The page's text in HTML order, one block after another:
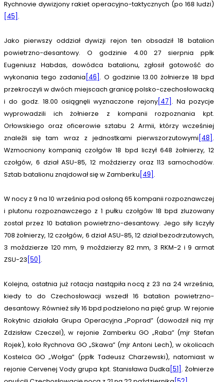
Rychnovie dywizjony rakiet operacyjno-taktycznych (po 168 ludzi)
[45] .
Jako pierwszy oddział dywizji rejon ten obsadził 18 batalion
powietrzno-desantowy. O godzinie 4.00 27 sierpnia ppłk
Eugeniusz Habdas, dowódca batalionu, zgłosił gotowość do
wykonania tego zadania [46] . O godzinie 13.00 żołnierze 18 bpd
przekroczyli w dwóch miejscach granicę polsko-czechosłowacką
i do godz. 18.00 osiągnęli wyznaczone rejony[47] . Na pozycje
wyprowadzili ich żołnierze z kompanii rozpoznania kpt.
Orłowskiego oraz oficerowie sztabu 2 Armii, którzy wcześniej
znaleźli się tam wraz z jednostkami pierwszorzutowymi [48] .
Wzmocniony kompanią czołgów 18 bpd liczył 648 żołnierzy, 12
czołgów, 6 dział ASU-85, 12 moździerzy oraz 113 samochodów.
Sztab batalionu znajdował się w Zamberku [49] .
W nocy z 9 na 10 września pod osłoną 65 kompanii rozpoznawczej
i plutonu rozpoznawczego z 1 pułku czołgów 18 bpd zluzowany
został przez 10 batalion powietrzno-desantowy. Jego siły liczyły
708 żołnierzy, 12 czołgów, 6 dział ASU-85, 12 dział bezodrzutowych,
3 moździerze 120 mm, 9 moździerzy 82 mm, 3 RKM-2 i 9 armat
ZSU-23 [50] .
Kolejna, ostatnia już rotacja nastąpiła nocą z 23 na 24 września,
kiedy to do Czechosłowacji wszedł 16 batalion powietrzno-
desantowy. Również siły 16 bpd podzielono na pięć grup. W rejonie
Rokytnic działała Grupa Operacyjna „Poprad” (dowodził nią mjr
Zdzisław Czeczel), w rejonie Zamberku GO „Raba” (mjr Stefan
Rojek), koło Rychnova GO „Skawa” (mjr Antoni Lech), w okolicach
Kostelca GO „Wołga” (ppłk Tadeusz Charzewski), natomiast w
rejonie Cervenej Vody grupa kpt. Stanisława Dudka [51] . Żołnierze